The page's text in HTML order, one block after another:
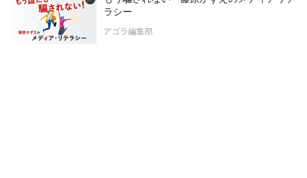
ラシー
アゴラ編集部